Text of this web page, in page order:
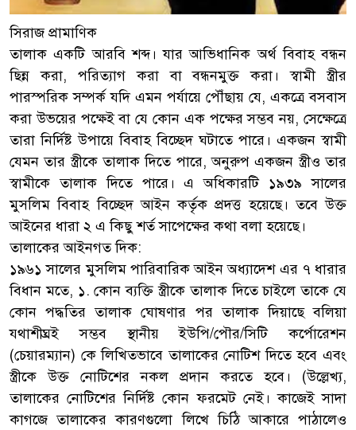
সিরাজ প্রামাণিক
তালাক একটি আরবি শব্দ। যার আভিধানিক অর্থ বিবাহ বন্ধন
ছিন্ন করা, পরিত্যাগ করা বা বন্ধনমুক্ত করা। স্বামী স্ত্রীর
পারস্পরিক সম্পর্ক যদি এমন পর্যায়ে পৌঁছায় যে, একত্রে বসবাস
করা উভয়ের পক্ষেই বা যে কোন এক পক্ষের সম্ভব নয়, সেক্ষেত্রে
তারা নির্দিষ্ট উপায়ে বিবাহ বিচ্ছেদ ঘটাতে পারে। একজন স্বামী
যেমন তার স্ত্রীকে তালাক দিতে পারে, অনুরুপ একজন স্ত্রীও তার
স্বামীকে তালাক দিতে পারে। এ অধিকারটি ১৯৩৯ সালের
মুসলিম বিবাহ বিচ্ছেদ আইন কর্তৃক প্রদত্ত হয়েছে। তবে উক্ত
আইনের ধারা ২ এ কিছু শর্ত সাপেক্ষের কথা বলা হয়েছে।
তালাকের আইনগত দিক:
১৯৬১ সালের মুসলিম পারিবারিক আইন অধ্যাদেশ এর ৭ ধারার
বিধান মতে, ১. কোন ব্যক্তি স্ত্রীকে তালাক দিতে চাইলে তাকে যে
কোন পদ্ধতির তালাক ঘোষণার পর তালাক দিয়াছে বলিয়া
যথাশীঘ্রই সম্ভব স্থানীয় ইউপি/পৌর/সিটি কর্পোরেশন
(চেয়ারম্যান) কে লিখিতভাবে তালাকের নোটিশ দিতে হবে এবং
স্ত্রীকে উক্ত নোটিশের নকল প্রদান করতে হবে। (উল্লেখ্য,
তালাকের নোটিশের নির্দিষ্ট কোন ফরমেট নেই। কাজেই সাদা
কাগজে তালাকের কারণগুলো লিখে চিঠি আকারে পাঠালেও